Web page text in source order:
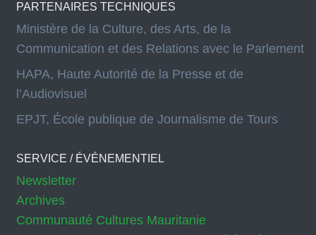
PARTENAIRES TECHNIQUES
Ministère de la Culture, des Arts, de la
Communication et des Relations avec le Parlement
HAPA, Haute Autorité de la Presse et de
l’Audiovisuel
EPJT, École publique de Journalisme de Tours
SERVICE / ÉVÉNEMENTIEL
Newsletter
Archives
Communauté Cultures Mauritanie